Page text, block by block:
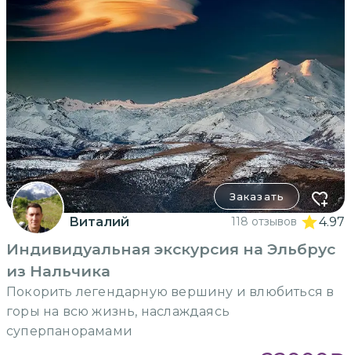
Заказать
Виталий 118 отзывов 4.97
Индивидуальная экскурсия на Эльбрус
из Нальчика
Покорить легендарную вершину и влюбиться в
горы на всю жизнь, наслаждаясь
суперпанорамами